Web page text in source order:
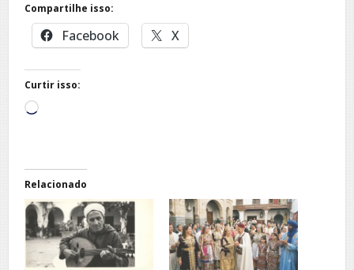
Compartilhe isso:
Facebook X
Curtir isso:
Carregando...
Relacionado